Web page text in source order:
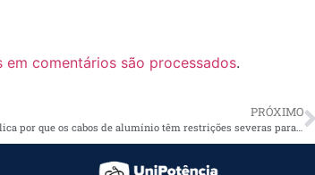
em comentários são processados.
PRÓXIMO
COBRECOM explica por que os cabos de alumínio têm restrições severas para serem usados em instalações elétricas de baixa tensão